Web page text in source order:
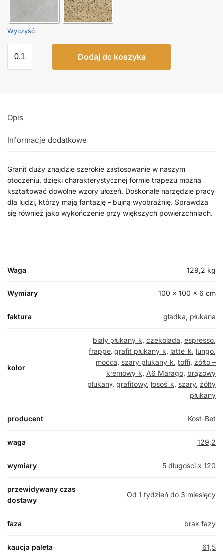
Wyczyść
Dodaj do koszyka
Opis
Informacje dodatkowe
Granit duży znajdzie szerokie zastosowanie w naszym
otoczeniu, dzięki charakterystycznej formie trapezu można
kształtować dowolne wzory ułożeń. Doskonałe narzędzie pracy
dla ludzi, którzy mają fantazję – bujną wyobraźnię. Sprawdza
się również jako wykończenie przy większych powierzchniach.
Waga 129,2 kg
Wymiary 100 × 100 × 6 cm
faktura gładka, płukana
kolor
biały płukany_k, czekolada, espresso,
frappe, grafit płukany_k, latte_k, lungo,
mocca, szary płukany_k, toffi, żółto –
kremowy_k, A6 Marago, brązowy
płukany, grafitowy, łosoś_k, szary, żółty
płukany
producent Kost-Bet
waga 129,2
wymiary 5 długości x 120
przewidywany czas
dostawy
Od 1 tydzień do 3 miesięcy
faza brak fazy
kaucja paleta 61,5